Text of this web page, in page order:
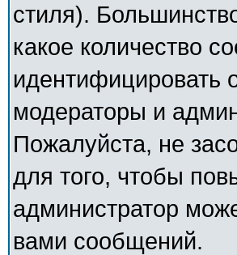
стиля).
какое количество
идентифицировать
модераторы и
Пожалуйста, не
для того, чтобы
администратор
вами сообщений.